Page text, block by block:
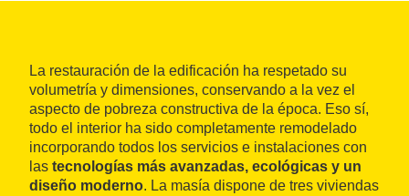
La restauración de la edificación ha respetado su
volumetría y dimensiones, conservando a la vez el
aspecto de pobreza constructiva de la época. Eso sí,
todo el interior ha sido completamente remodelado
incorporando todos los servicios e instalaciones con
las tecnologías más avanzadas, ecológicas y un
diseño moderno. La masía dispone de tres viviendas